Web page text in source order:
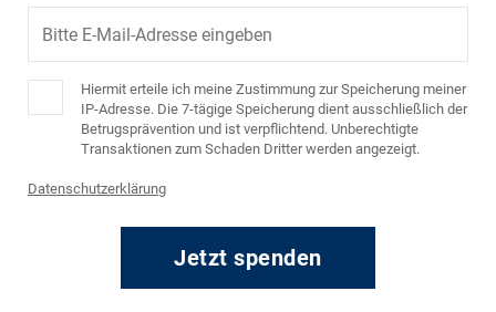
Hiermit erteile ich meine Zustimmung zur Speicherung meiner
IP-Adresse. Die 7-tägige Speicherung dient ausschließlich der
Betrugsprävention und ist verpflichtend. Unberechtigte
Transaktionen zum Schaden Dritter werden angezeigt.
Datenschutzerklärung
Jetzt spenden